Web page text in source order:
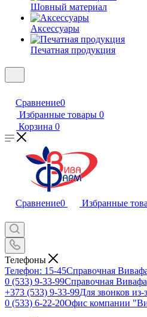
Шовный материал
Аксессуары
Печатная продукция
Сравнение0
Избранные товары 0
Корзина 0
Сравнение0 Избранные
Телефоны
Телефон: 15-45Справочная
0 (533) 9-33-99Справочная
+373 (533) 9-33-99Для звонков из-
0 (533) 6-22-20Офис компании